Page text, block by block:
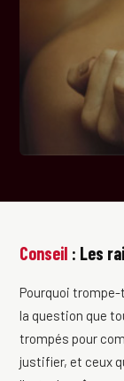
Conseil : Les
Pourquoi
la question que
trompés pour
justifier, et ceux